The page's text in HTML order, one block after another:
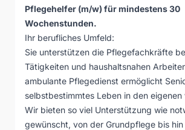
Pflegehelfer (m/w) für mindestens 30
Wochenstunden.
Ihr berufliches Umfeld:
Sie unterstützen die Pflegefachkräfte
Tätigkeiten und haushaltsnahen
ambulante Pflegedienst ermöglicht
selbstbestimmtes Leben in den eigenen
Wir bieten so viel Unterstützung wie
gewünscht, von der Grundpflege bis